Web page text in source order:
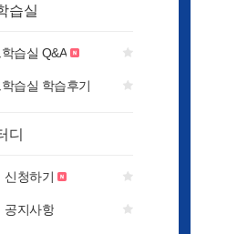
습실
습실 Q&A
습실 학습후기
디
신청하기
공지사항